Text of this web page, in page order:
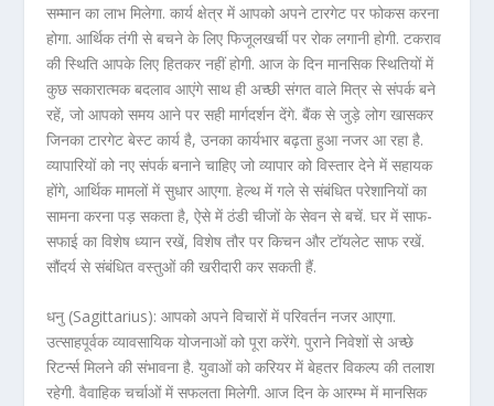
सम्मान का लाभ मिलेगा. कार्य क्षेत्र में आपको अपने टारगेट पर फोकस करना
होगा. आर्थिक तंगी से बचने के लिए फिजूलखर्ची पर रोक लगानी होगी. टकराव
की स्थिति आपके लिए हितकर नहीं होगी. आज के दिन मानसिक स्थितियों में
कुछ सकारात्मक बदलाव आएंगे साथ ही अच्छी संगत वाले मित्र से संपर्क बने
रहें, जो आपको समय आने पर सही मार्गदर्शन देंगे. बैंक से जुड़े लोग खासकर
जिनका टारगेट बेस्ट कार्य है, उनका कार्यभार बढ़ता हुआ नजर आ रहा है.
व्यापारियों को नए संपर्क बनाने चाहिए जो व्यापार को विस्तार देने में सहायक
होंगे, आर्थिक मामलों में सुधार आएगा. हेल्थ में गले से संबंधित परेशानियों का
सामना करना पड़ सकता है, ऐसे में ठंडी चीजों के सेवन से बचें. घर में साफ-
सफाई का विशेष ध्यान रखें, विशेष तौर पर किचन और टॉयलेट साफ रखें.
सौंदर्य से संबंधित वस्तुओं की खरीदारी कर सकती हैं.
धनु (Sagittarius): आपको अपने विचारों में परिवर्तन नजर आएगा.
उत्साहपूर्वक व्यावसायिक योजनाओं को पूरा करेंगे. पुराने निवेशों से अच्छे
रिटर्न्स मिलने की संभावना है. युवाओं को करियर में बेहतर विकल्प की तलाश
रहेगी. वैवाहिक चर्चाओं में सफलता मिलेगी. आज दिन के आरम्भ में मानसिक